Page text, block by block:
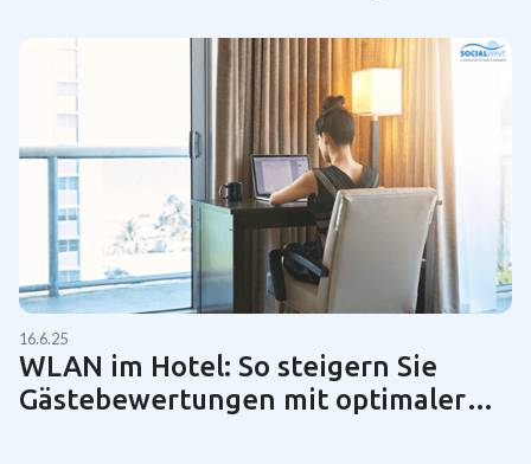
16.6.25
WLAN im Hotel: So steigern Sie
Gästebewertungen mit optimaler